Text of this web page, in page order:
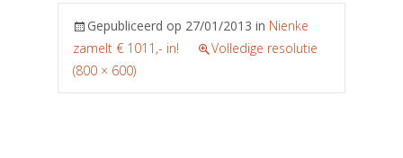
Gepubliceerd op 27/01/2013 in Nienke
zamelt € 1011,- in!
Volledige resolutie
(800 × 600)